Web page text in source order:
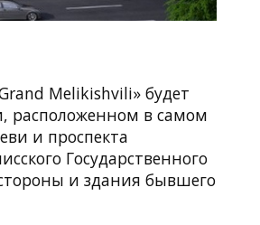
Melikishvili» будет
расположенном в самом
и проспекта
Государственного
и здания бывшего